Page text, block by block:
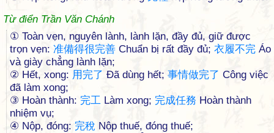
Từ điển Trần Văn Chánh
① Toàn vẹn, nguyên lành, lành lặn, đầy đủ, giữ được
trọn vẹn: 准備得很完善 Chuẩn bị rất đầy đủ; 衣履不完 Áo
và giày chẳng lành lặn;
② Hết, xong: 用 完了 Đã dùng hết; 事情做完了 Công việc
đã làm xong;
③ Hoàn thành: 完工 Làm xong; 完成任務 Hoàn thành
nhiệm vụ;
④ Nộp, đóng: 完稅 Nộp thuế, đóng thuế;